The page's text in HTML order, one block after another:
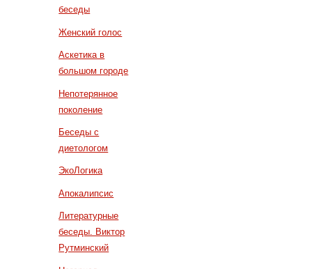
беседы
Женский голос
Аскетика в
большом городе
Непотерянное
поколение
Беседы с
диетологом
ЭкоЛогика
Апокалипсис
Литературные
беседы. Виктор
Рутминский